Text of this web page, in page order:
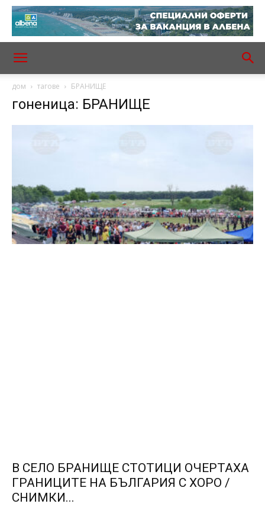
дом тагове БРАНИЩЕ
гоненица: БРАНИЩЕ
В СЕЛО БРАНИЩЕ СТОТИЦИ ОЧЕРТАХА
ГРАНИЦИТЕ НА БЪЛГАРИЯ С ХОРО /
СНИМКИ...